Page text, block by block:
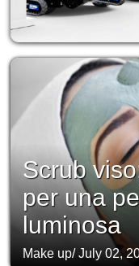
Scrub
per una
luminosa
Make up/July 02,